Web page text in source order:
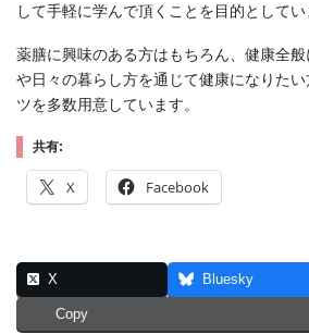
して手軽に学んで頂くことを目的としてい
薬膳に興味のある方はもちろん、健康全
や日々の暮らし方を通じて健康になりた
ツを多数用意しています。
共有:
X Facebook
X Bluesky
Copy